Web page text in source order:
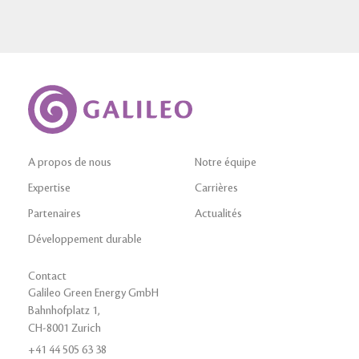
A propos de nous
Expertise
Partenaires
Développement durable
Notre équipe
Carrières
Actualités
Contact
Galileo Green Energy GmbH
Bahnhofplatz 1,
CH-8001 Zurich
+41 44 505 63 38